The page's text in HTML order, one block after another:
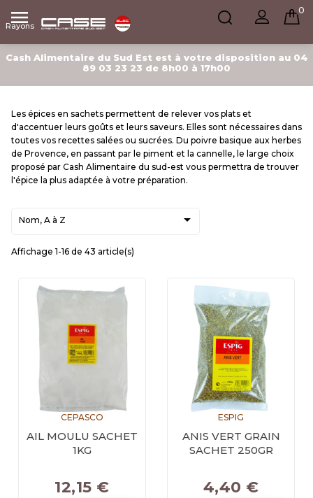

Rayons
0
Cash Alimentaire du Sud Est est à votre disposition au 04
89 03 23 23 de 8h00 à 17h00
Les épices en sachets permettent de relever vos plats et
d'accentuer leurs goûts et leurs saveurs. Elles sont nécessaires dans
toutes vos recettes salées ou sucrées. Du poivre basique aux herbes
de Provence, en passant par le piment et la cannelle, le large choix
proposé par Cash Alimentaire du sud-est vous permettra de trouver
l'épice la plus adaptée à votre préparation.
Nom, A à Z 
Affichage 1-16 de 43 article(s)
CEPASCO
AIL MOULU SACHET
1KG
12,15 €
ESPIG
ANIS VERT GRAIN
SACHET 250GR
4,40 €